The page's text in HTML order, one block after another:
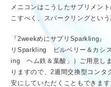
メニコンはこうしたサプリメン
こすべく、スパークリングという
『2weekめにサプリSparkling
リSparkling ビルベリー＆カシ
ing ヘム鉄＆葉酸」）ご用意し
りますので、2週間交換型コンタ
安にしていただくこともできます